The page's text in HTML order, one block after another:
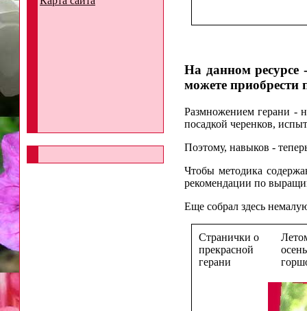
На данном
можете приобрести
Размножением герани -
посадкой черенков,
Поэтому, навыков -
Чтобы методика
рекомендации по
Еще собрал здесь
Странички о
прекрасной
герани